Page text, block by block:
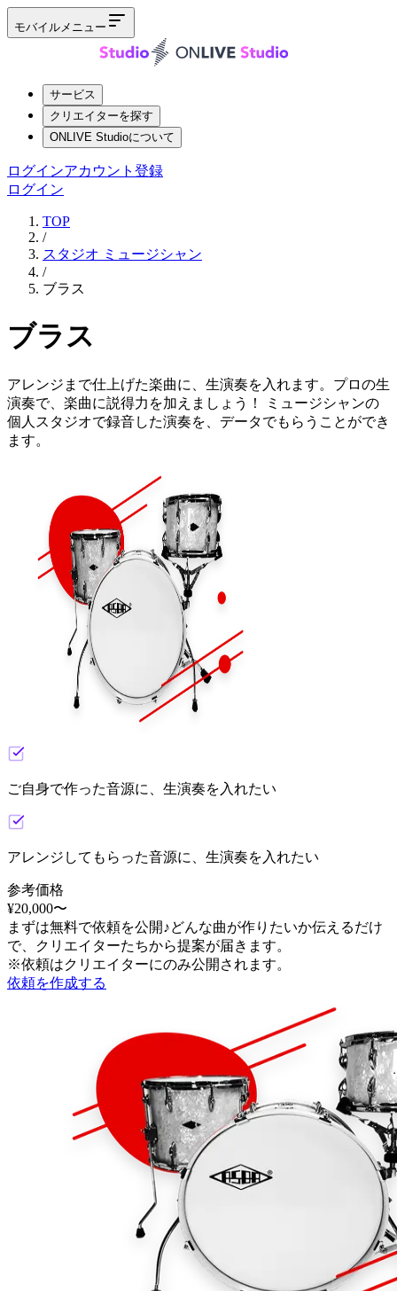
モバイルメニュー
サービス
クリエイターを探す
ONLIVE Studioについて
ログインアカウント登録
ログイン
TOP
/
スタジオ ミュージシャン
/
ブラス
ブラス
アレンジまで仕上げた楽曲に、生演奏を入れます。プロの生
演奏で、楽曲に説得力を加えましょう！ ミュージシャンの
個人スタジオで録音した演奏を、データでもらうことができ
ます。
ご自身で作った音源に、生演奏を入れたい
アレンジしてもらった音源に、生演奏を入れたい
参考価格
¥20,000〜
まずは無料で依頼を公開♪どんな曲が作りたいか伝えるだけ
で、クリエイターたちから提案が届きます。
※依頼はクリエイターにのみ公開されます。
依頼を作成する